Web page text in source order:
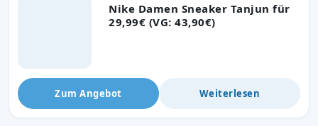
Nike Damen Sneaker Tanjun für
29,99€ (VG: 43,90€)
Zum Angebot Weiterlesen